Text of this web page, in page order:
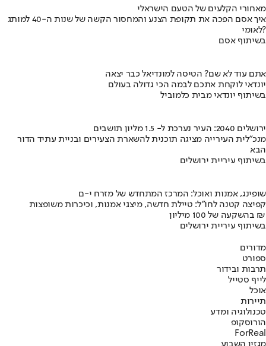
מאחורי הקלעים של הטעם הישראלי
איך אסם הפכה את תקופת הצנע והמחסור הקשה של שנות ה-40 למותג
לאומי?
בשיתוף אסם
אתם עוד לא שם? הטיסה למונדיאל כבר יצאה
יונדאי לוקחת אתכם לבמה הכי גדולה בעולם
בשיתוף יונדאי מבית כלמוביל
ירושלים 2040: העיר נערכת ל- 1.5 מליון תושבים
מנכ"לית העירייה מציגה תוכנית להשארת הצעירים ובניית עתיד הדור
הבא
בשיתוף עיריית ירושלים
שופינג, אמנות ואוכל: המרכז המתחדש של מזרח י-ם
קפיצה קטנה לחו"ל: טיילת חדשה, מיצגי אמנות, וכיכרות משופצות
בהשקעה של 100 מיליון ₪
בשיתוף עיריית ירושלים
מדורים
ספורט
תרבות ובידור
לייף סטייל
אוכל
תיירות
טכנולוגיה ומדע
הורוסקופ
ForReal